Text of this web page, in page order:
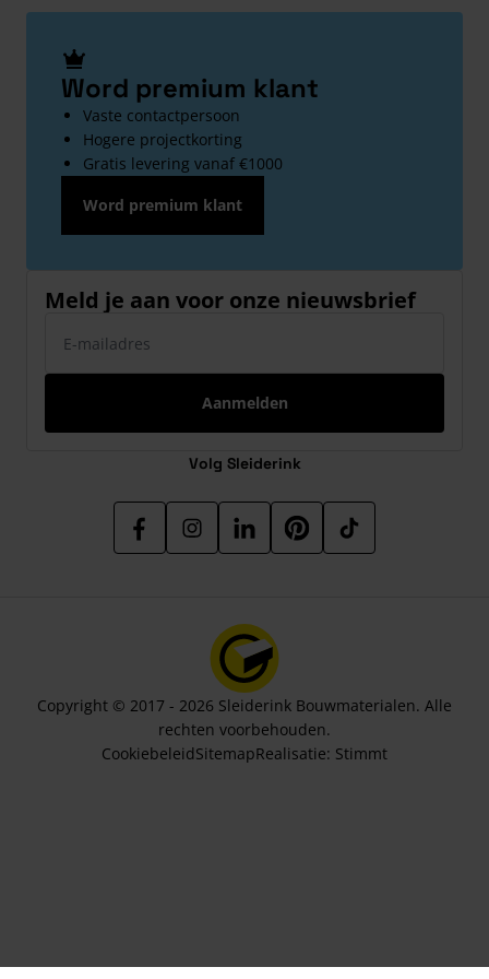
Word premium klant
Vaste contactpersoon
Hogere projectkorting
Gratis levering vanaf €1000
Word premium klant
Meld je aan voor onze nieuwsbrief
Aanmelden
Volg Sleiderink
Copyright © 2017 - 2026 Sleiderink Bouwmaterialen. Alle
rechten voorbehouden.
CookiebeleidSitemapRealisatie: Stimmt